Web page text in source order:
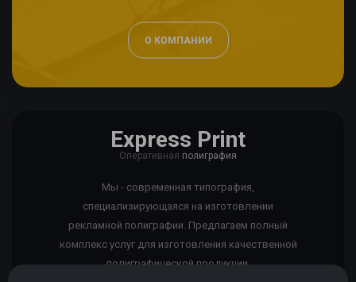
О КОМПАНИИ
Express Print
Оперативная полиграфия
Мы - современная типография,
специализирующаяся на изготовлении
рекламной полиграфии. Предлагаем полный
комплекс услуг для изготовления качественной
полиграфической продукции.